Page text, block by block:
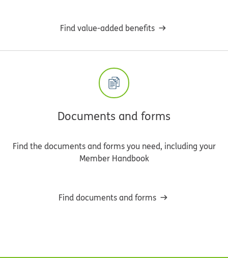
Find value-added benefits
Documents and forms
Find the documents and forms you need, including your
Member Handbook
Find documents and forms